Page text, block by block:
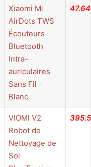
Xiaomi Mi
AirDots TWS
Écouteurs
Bluetooth
Intra-
auriculaires
Sans Fil -
Blanc
47.64
VIOMI V2
Robot de
Nettoyage de
Sol